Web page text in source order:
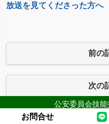
放送を見てくださった方へ
前の
次の
公安委員会技
お問合せ